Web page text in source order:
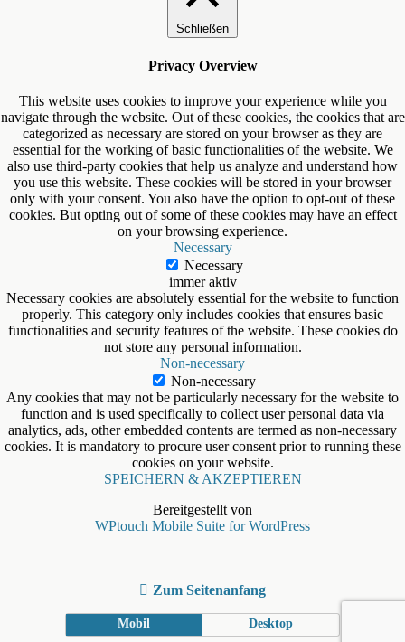
Schließen
Privacy Overview
This website uses cookies to improve your experience while you
navigate through the website. Out of these cookies, the cookies that are
categorized as necessary are stored on your browser as they are
essential for the working of basic functionalities of the website. We
also use third-party cookies that help us analyze and understand how
you use this website. These cookies will be stored in your browser
only with your consent. You also have the option to opt-out of these
cookies. But opting out of some of these cookies may have an effect
on your browsing experience.
Necessary
Necessary
immer aktiv
Necessary cookies are absolutely essential for the website to function
properly. This category only includes cookies that ensures basic
functionalities and security features of the website. These cookies do
not store any personal information.
Non-necessary
Non-necessary
Any cookies that may not be particularly necessary for the website to
function and is used specifically to collect user personal data via
analytics, ads, other embedded contents are termed as non-necessary
cookies. It is mandatory to procure user consent prior to running these
cookies on your website.
SPEICHERN & AKZEPTIEREN
Bereitgestellt von
WPtouch Mobile Suite for WordPress
Zum Seitenanfang
Mobil Desktop